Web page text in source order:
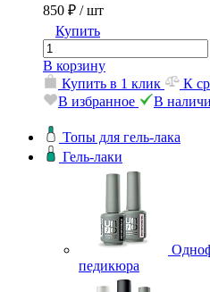
В
Топы для гель-лака
Гель-лаки
педикюра